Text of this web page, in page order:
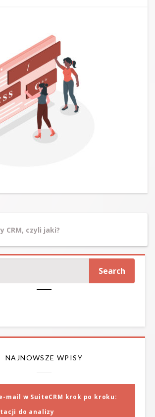
CRM, czyli jaki?
NAJNOWSZE WPISY
mail w SuiteCRM krok po kroku:
do analizy